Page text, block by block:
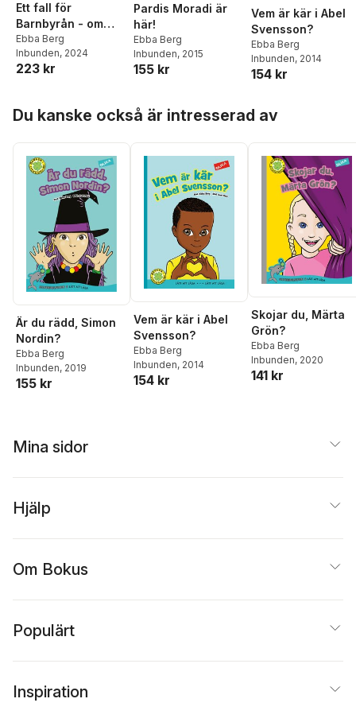
Ett fall för
Barnbyrån - om
barnkonventionen
på ett roligt sätt
Ebba Berg
Inbunden, 2024
223 kr
Pardis Moradi är
här!
Ebba Berg
Inbunden, 2015
155 kr
Vem är kär i Abel
Svensson?
Ebba Berg
Inbunden, 2014
154 kr
Du kanske också är intresserad av
Är du rädd, Simon
Nordin?
Ebba Berg
Inbunden, 2019
155 kr
Vem är kär i Abel
Svensson?
Ebba Berg
Inbunden, 2014
154 kr
Skojar du, Märta
Grön?
Ebba Berg
Inbunden, 2020
141 kr
Mina sidor
Hjälp
Om Bokus
Populärt
Inspiration